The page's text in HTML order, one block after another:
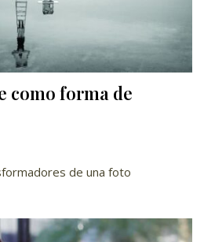
como forma de
de una foto